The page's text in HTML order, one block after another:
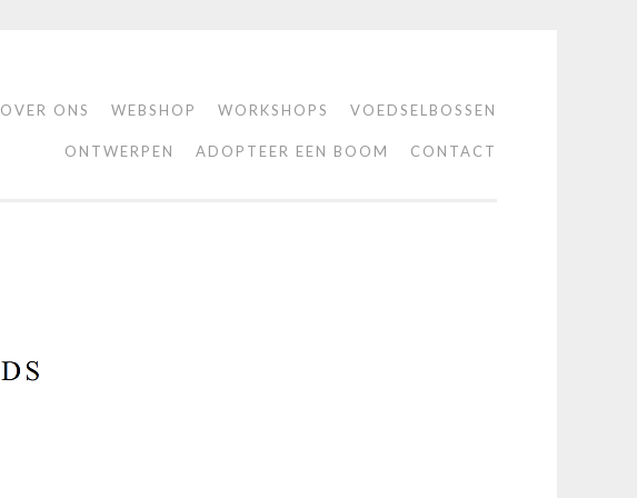
OVER ONS WEBSHOP WORKSHOPS VOEDSELBOSSEN
ONTWERPEN ADOPTEER EEN BOOM CONTACT